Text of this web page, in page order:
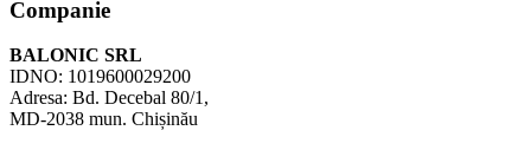
Companie
BALONIC SRL
IDNO: 1019600029200
Adresa: Bd. Decebal 80/1,
MD-2038 mun. Chișinău